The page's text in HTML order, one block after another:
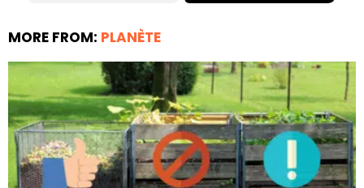
MORE FROM: PLANÈTE